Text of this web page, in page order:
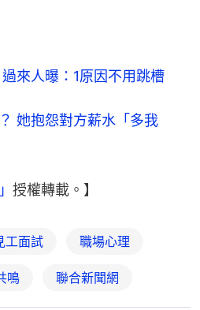
來人曝：1原因不用跳槽
她抱怨對方薪水「多我
授權轉載。】
工面試 職場心理
鳴 聯合新聞網